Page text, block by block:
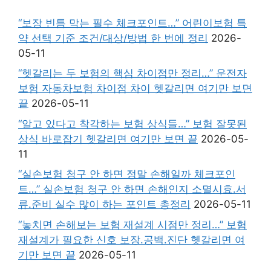
“보장 빈틈 막는 필수 체크포인트…” 어린이보험 특
약 선택 기준 조건/대상/방법 한 번에 정리 2026-
05-11
“헷갈리는 두 보험의 핵심 차이점만 정리…” 운전자
보험 자동차보험 차이점 차이 헷갈리면 여기만 보면
끝 2026-05-11
“알고 있다고 착각하는 보험 상식들…” 보험 잘못된
상식 바로잡기 헷갈리면 여기만 보면 끝 2026-05-
11
“실손보험 청구 안 하면 정말 손해일까 체크포인
트…” 실손보험 청구 안 하면 손해인지 소멸시효.서
류.준비 실수 많이 하는 포인트 총정리 2026-05-11
“놓치면 손해보는 보험 재설계 시점만 정리…” 보험
재설계가 필요한 신호 보장.공백.진단 헷갈리면 여
기만 보면 끝 2026-05-11